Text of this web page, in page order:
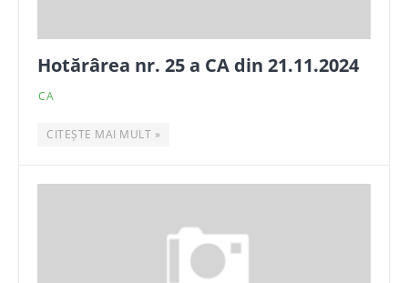
Hotărârea nr. 25 a CA din 21.11.2024
CA
CITEȘTE MAI MULT »